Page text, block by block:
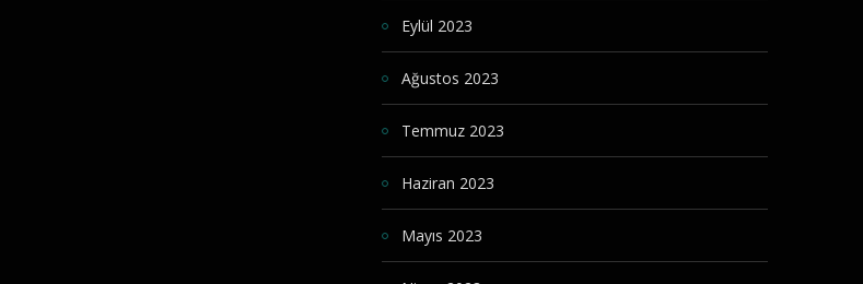
Eylül 2023
Ağustos 2023
Temmuz 2023
Haziran 2023
Mayıs 2023